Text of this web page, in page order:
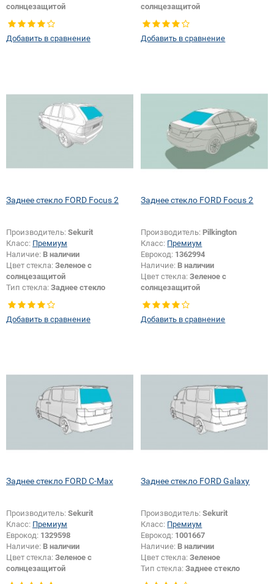
солнцезащитой
Тип стекла: Заднее стекло
Добавить в сравнение
солнцезащитой
Тип стекла:Заднее стекло
Добавить в сравнение
Заднее стекло FORD Focus 2
Производитель: Sekurit
Класс: Премиум
Наличие: В наличии
Цвет стекла: Зеленое с
солнцезащитой
Тип стекла: Заднее стекло
Добавить в сравнение
Заднее стекло FORD Focus 2
Производитель: Pilkington
Класс: Премиум
Еврокод: 1362994
Наличие: В наличии
Цвет стекла:Зеленое с
солнцезащитой
Тип стекла:Заднее стекло
Добавить в сравнение
Заднее стекло FORD C-Max
Производитель: Sekurit
Класс: Премиум
Еврокод: 1329598
Наличие: В наличии
Цвет стекла: Зеленое с
солнцезащитой
Заднее стекло FORD Galaxy
Производитель:Sekurit
Класс: Премиум
Еврокод: 1001667
Наличие: В наличии
Цвет стекла:Зеленое
Тип стекла:Заднее стекло